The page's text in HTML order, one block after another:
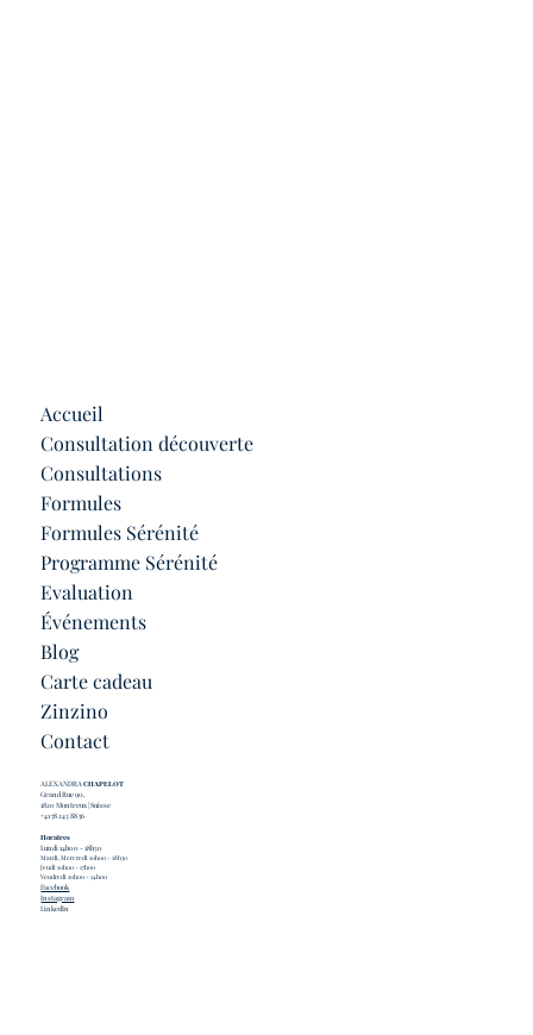
Accueil
Consultation découverte
Consultations
Formules
Formules Sérénité
Programme Sérénité
Evaluation
Événements
Blog
Carte cadeau
Zinzino
Contact
Facebook
Instagram
LinkedIn
ALEXANDRACHAPELOT
Grand Rue 90,
1820 Montreux | Suisse
+41 78 243 88 56
Horaires
Lundi 14h00 - 18h30
Mardi, Mercredi 10h00 - 18h30
Jeudi 10h00 - 17h00
Vendredi 10h00 - 14h00